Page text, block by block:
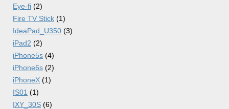
Eye-fi (2)
Fire TV Stick (1)
IdeaPad_U350 (3)
iPad2 (2)
iPhone5s (4)
iPhone6s (2)
iPhoneX (1)
IS01 (1)
IXY_30S (6)